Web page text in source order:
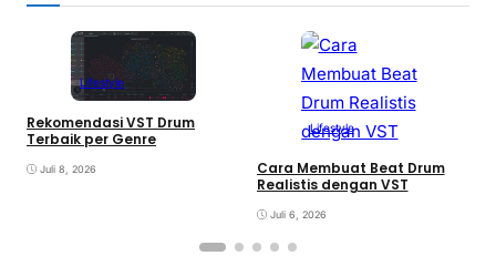
Lifestyle
Rekomendasi VST Drum
Terbaik per Genre
Juli 8, 2026
Lifestyle
Cara Membuat Beat Drum
Realistis dengan VST
Juli 6, 2026